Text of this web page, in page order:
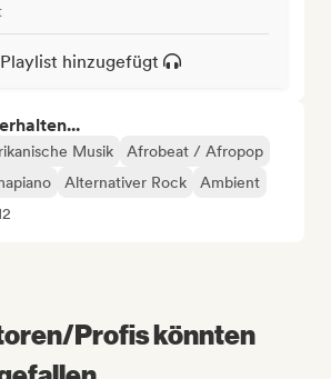
hinzugefügt
Musik
Afrobeat / Afropop
Alternativer Rock
Ambient
Profis könnten